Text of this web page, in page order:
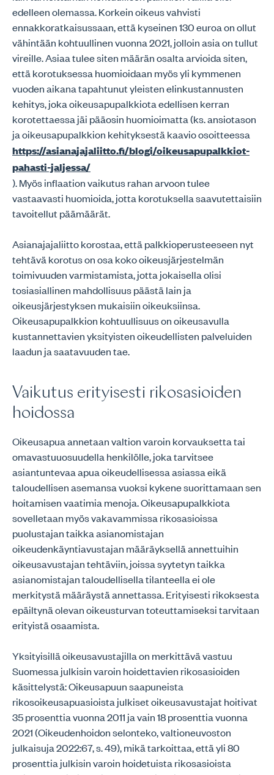
edelleen olemassa. Korkein oikeus vahvisti
ennakkoratkaisussaan, että kyseinen 130 euroa on ollut
vähintään kohtuullinen vuonna 2021, jolloin asia on tullut
vireille. Asiaa tulee siten määrän osalta arvioida siten,
että korotuksessa huomioidaan myös yli kymmenen
vuoden aikana tapahtunut yleisten elinkustannusten
kehitys, joka oikeusapupalkkiota edellisen kerran
korotettaessa jäi pääosin huomioimatta (ks. ansiotason
ja oikeusapupalkkion kehityksestä kaavio osoitteessa
https://asianajajaliitto.fi/blogi/oikeusapupalkkiot-
pahasti-jaljessa/
). Myös inflaation vaikutus rahan arvoon tulee
vastaavasti huomioida, jotta korotuksella saavutettaisiin
tavoitellut päämäärät.
Asianajajaliitto korostaa, että palkkioperusteeseen nyt
tehtävä korotus on osa koko oikeusjärjestelmän
toimivuuden varmistamista, jotta jokaisella olisi
tosiasiallinen mahdollisuus päästä lain ja
oikeusjärjestyksen mukaisiin oikeuksiinsa.
Oikeusapupalkkion kohtuullisuus on oikeusavulla
kustannettavien yksityisten oikeudellisten palveluiden
laadun ja saatavuuden tae.
Vaikutus erityisesti rikosasioiden
hoidossa
Oikeusapua annetaan valtion varoin korvauksetta tai
omavastuuosuudella henkilölle, joka tarvitsee
asiantuntevaa apua oikeudellisessa asiassa eikä
taloudellisen asemansa vuoksi kykene suorittamaan sen
hoitamisen vaatimia menoja. Oikeusapupalkkiota
sovelletaan myös vakavammissa rikosasioissa
puolustajan taikka asianomistajan
oikeudenkäyntiavustajan määräyksellä annettuihin
oikeusavustajan tehtäviin, joissa syytetyn taikka
asianomistajan taloudellisella tilanteella ei ole
merkitystä määräystä annettassa. Erityisesti rikoksesta
epäiltynä olevan oikeusturvan toteuttamiseksi tarvitaan
erityistä osaamista.
Yksityisillä oikeusavustajilla on merkittävä vastuu
Suomessa julkisin varoin hoidettavien rikosasioiden
käsittelystä: Oikeusapuun saapuneista
rikosoikeusapuasioista julkiset oikeusavustajat hoitivat
35 prosenttia vuonna 2011 ja vain 18 prosenttia vuonna
2021 (Oikeudenhoidon selonteko, valtioneuvoston
julkaisuja 2022:67, s. 49), mikä tarkoittaa, että yli 80
prosenttia julkisin varoin hoidetuista rikosasioista